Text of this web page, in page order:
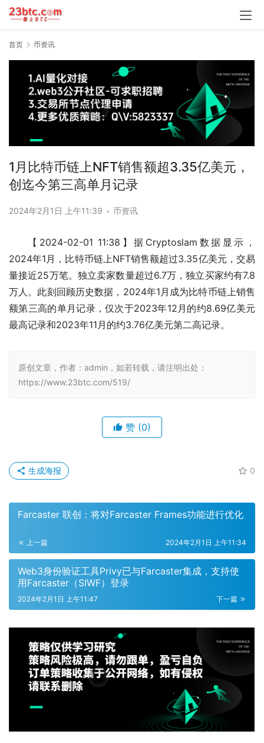
首页 币资讯
1月比特币链上NFT销售额超3.35亿美元，
创迄今第三高单月记录
2024年2月1日 上午11:39 • 币资讯
【2024-02-01 11:38】据Cryptoslam数据显示，
2024年1月，比特币链上NFT销售额超过3.35亿美元，交易
量接近25万笔。独立卖家数量超过6.7万，独立买家约有7.8
万人。此刻回顾历史数据，2024年1月成为比特币链上销售
额第三高的单月记录，仅次于2023年12月的约8.69亿美元
最高记录和2023年11月的约3.76亿美元第二高记录。
原创文章，作者：admin，如若转载，请注明出处：
https://www.23btc.com/519/
赞 (0)
0
生成海报
Farcaster 联创：将对Farcaster Frames功能进行优化
上一篇 2024年2月1日 上午11:34
Web3身份验证工具Privy已与Farcaster集成，支持使
用Farcaster（SIWF）登录
下一篇
2024年2月1日 上午11:47